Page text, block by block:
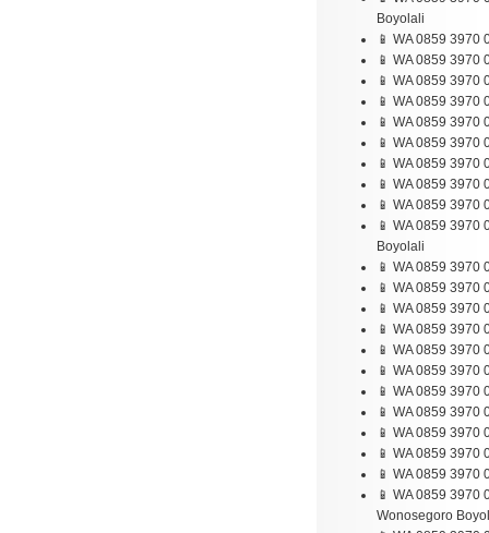
Boyolali
📱 WA 0859 3970
📱 WA 0859 3970
📱 WA 0859 3970
📱 WA 0859
📱 WA 0859 3970
📱 WA 0859 3970
📱 WA 0859
📱 WA 0859 3970
📱 WA 0859 3970
📱 WA 0859 3970
Boyolali
📱 WA 0859 3970
📱 WA 0859
📱 WA 0859 3970
📱 WA 0859 3970
📱 WA 0859
📱 WA 0859 3970
📱 WA 0859
📱 WA 0859
📱 WA 0859 3970
📱 WA 0859 3970
📱 WA 0859 3970
📱 WA 0859 3970
Wonosegoro